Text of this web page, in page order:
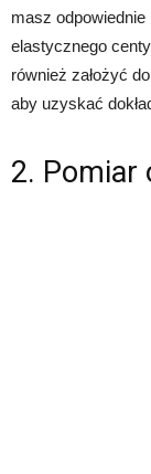
masz
elastycznego
również założyć
aby uzyskać
2. Pomiar